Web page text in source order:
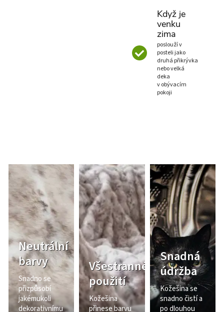
Když je
venku
zima
poslouží v
posteli jako
druhá přikrývka
nebo velká
deka
v obývacím
pokoji
Neutrální
barvy
Snadno se
přizpůsobí
jakémukoli
dekorativnímu
Všestranné
použití
Kožešina
přinese barvu
Snadná
údržba
Kožešina se
snadno čistí a
po dlouhou